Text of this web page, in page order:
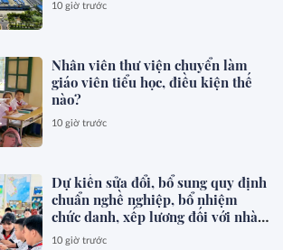
10 giờ trước
Nhân viên thư viện chuyển làm
giáo viên tiểu học, điều kiện thế
nào?
10 giờ trước
Dự kiến sửa đổi, bổ sung quy định
chuẩn nghề nghiệp, bổ nhiệm
chức danh, xếp lương đối với nhà
giáo
10 giờ trước